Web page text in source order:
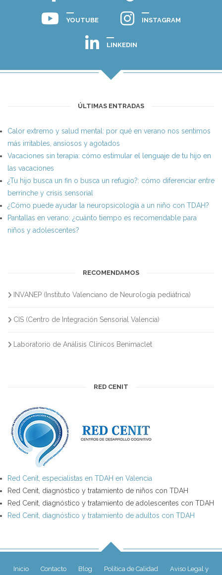
YOUTUBE INSTAGRAM
LINKEDIN
ÚLTIMAS ENTRADAS
Calor extremo y salud mental: por qué en verano nos sentimos
más irritables, ansiosos y agotados
Vacaciones sin terapia: cómo estimular el lenguaje de tu hijo en
las vacaciones
¿Tu hijo busca un fin o busca un refugio?: cómo diferenciar entre
berrinche y crisis sensorial
¿Cómo puede ayudar la neuropsicología a un niño con TDAH?
Pantallas en verano: ¿cuánto tiempo es recomendable para
niños y adolescentes?
RECOMENDAMOS
INVANEP (Instituto Valenciano de Neurología pediátrica)
CIS (Centro de Integración Sensorial Valencia)
Laboratorio de Análisis Clínicos Benimaclet
RED CENIT
Red Cenit, especialistas en TDAH en Valencia
Red Cenit, diagnóstico y tratamiento de niños con TDAH
Red Cenit, diagnóstico y tratamiento de adolescentes con TDAH
Red Cenit, diagnóstico y tratamiento de adultos con TDAH
Inicio Contacto Blog Política de Calidad Aviso Legal y